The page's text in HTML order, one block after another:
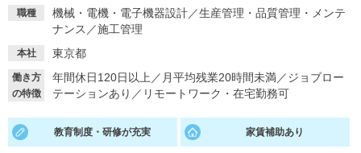
イベントを探す スカウト お知らせ
就活ノウハウが満載！ お役立ち記事・相談室など
職種 機械・電機・電子機器設計／生産管理・品質管理・メンテ
ナンス ／施工管理
本社 東京都
働き方
の特徴
年間休日120日以上 ／ 月平均残業20時間未満／ジョブロー
テーションあり ／ リモートワーク・在宅勤務可
教育制度・研修が充実 家賃補助あり